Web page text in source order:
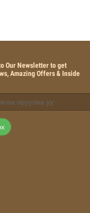
Our Newsletter to get
Amazing Offers & Inside